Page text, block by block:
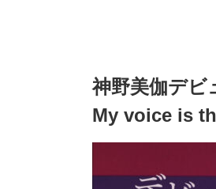
神野美伽デビ
My voice is